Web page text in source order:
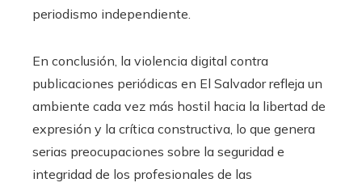
periodismo independiente.
En conclusión, la violencia digital contra
publicaciones periódicas en El Salvador refleja un
ambiente cada vez más hostil hacia la libertad de
expresión y la crítica constructiva, lo que genera
serias preocupaciones sobre la seguridad e
integridad de los profesionales de las